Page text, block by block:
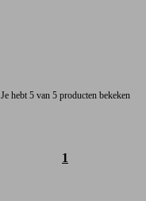
Je hebt 5 van 5 producten bekeken
1